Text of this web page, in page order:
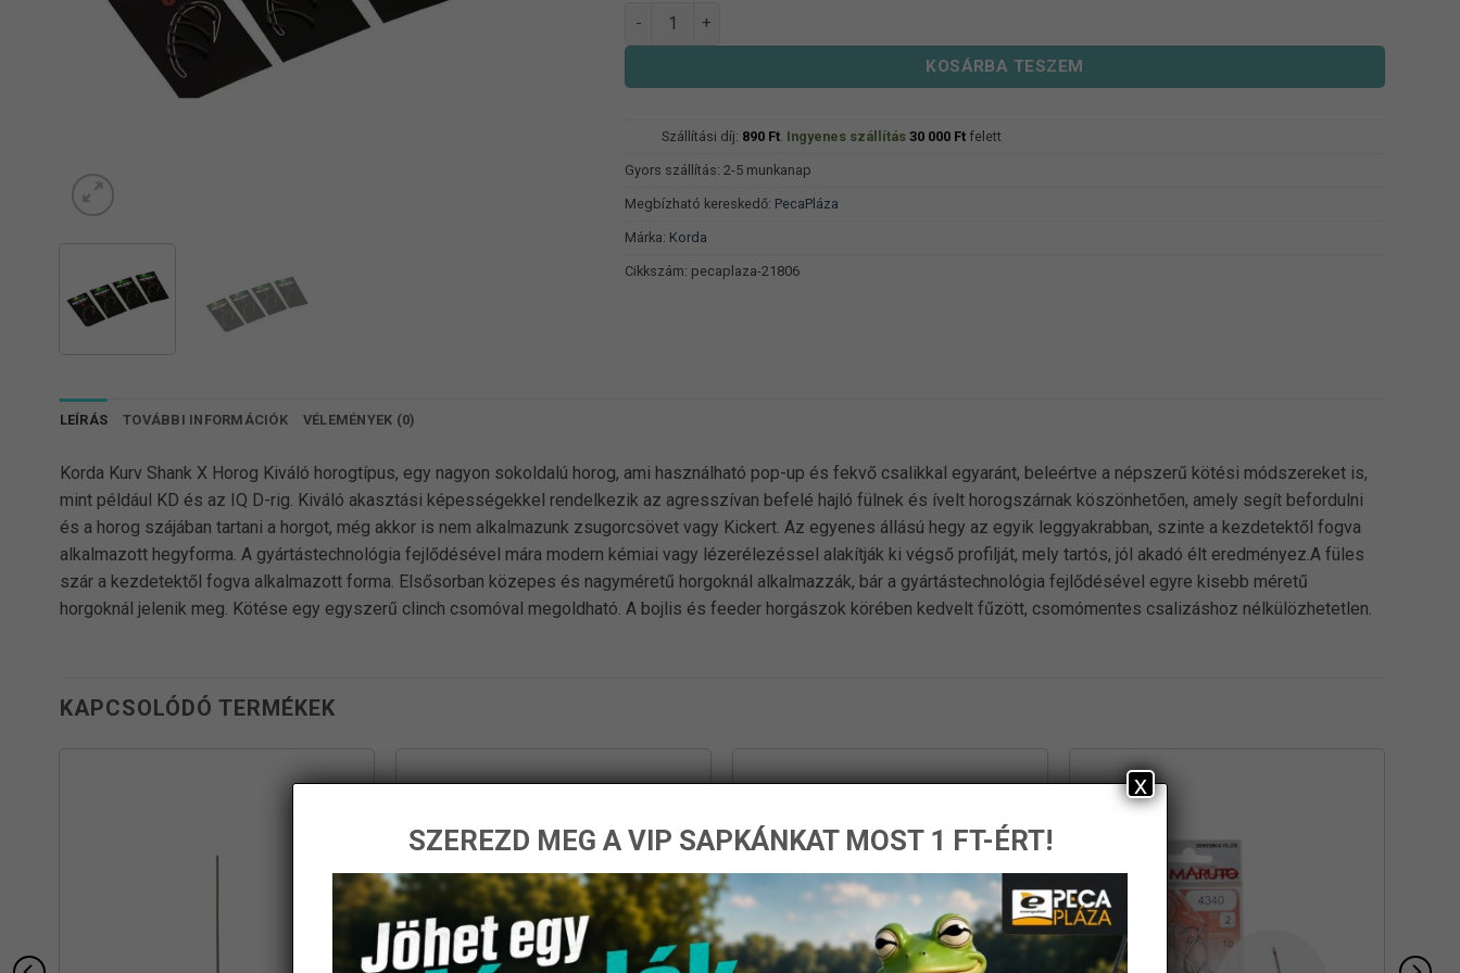
Korda Kurv Shank X Horog mennyiség
KOSÁRBA TESZEM
Szállítási díj: 890 Ft. Ingyenes szállítás 30 000 Ftfelett
Gyors szállítás: 2-5 munkanap
Megbízható kereskedő: PecaPláza
Márka: Korda
Cikkszám: pecaplaza-21806
LEÍRÁS TOVÁBBI INFORMÁCIÓK VÉLEMÉNYEK (0)
Korda Kurv Shank X Horog Kiváló horogtípus, egy nagyon sokoldalú horog, ami használható pop-up és fekvő csalikkal egyaránt, beleértve a népszerű kötési módszereket is,
mint például KD és az IQ D-rig. Kiváló akasztási képességekkel rendelkezik az agresszívan befelé hajló fülnek és ívelt horogszárnak köszönhetően, amely segít befordulni
és a horog szájában tartani a horgot, még akkor is nem alkalmazunk zsugorcsövet vagy Kickert. Az egyenes állású hegy az egyik leggyakrabban, szinte a kezdetektől fogva
alkalmazott hegyforma. A gyártástechnológia fejlődésével mára modern kémiai vagy lézerélezéssel alakítják ki végső profilját, mely tartós, jól akadó élt eredményez.A füles
szár a kezdetektől fogva alkalmazott forma. Elsősorban közepes és nagyméretű horgoknál alkalmazzák, bár a gyártástechnológia fejlődésével egyre kisebb méretű
horgoknál jelenik meg. Kötése egy egyszerű clinch csomóval megoldható. A bojlis és feeder horgászok körében kedvelt fűzött, csomómentes csalizáshoz nélkülözhetetlen.
KAPCSOLÓDÓ TERMÉKEK
SZEREZD MEG A VIP SAPKÁNKAT MOST 1 FT-ÉRT!
x